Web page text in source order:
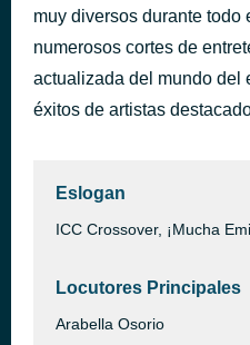
muy diversos durante todo
numerosos cortes de
actualizada del mundo del
éxitos de artistas
Eslogan
ICC Crossover, ¡Mucha
Locutores Principales
Arabella Osorio